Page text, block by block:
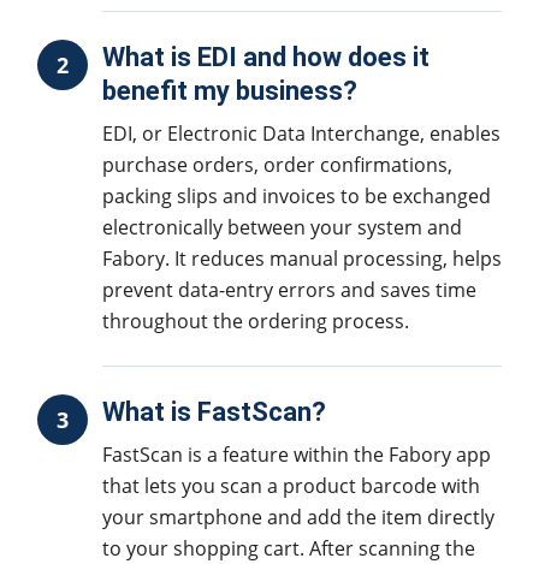
2
What is EDI and how does it
benefit my business?
EDI, or Electronic Data Interchange, enables
purchase orders, order confirmations,
packing slips and invoices to be exchanged
electronically between your system and
Fabory. It reduces manual processing, helps
prevent data-entry errors and saves time
throughout the ordering process.
3 What is FastScan?
FastScan is a feature within the Fabory app
that lets you scan a product barcode with
your smartphone and add the item directly
to your shopping cart. After scanning the